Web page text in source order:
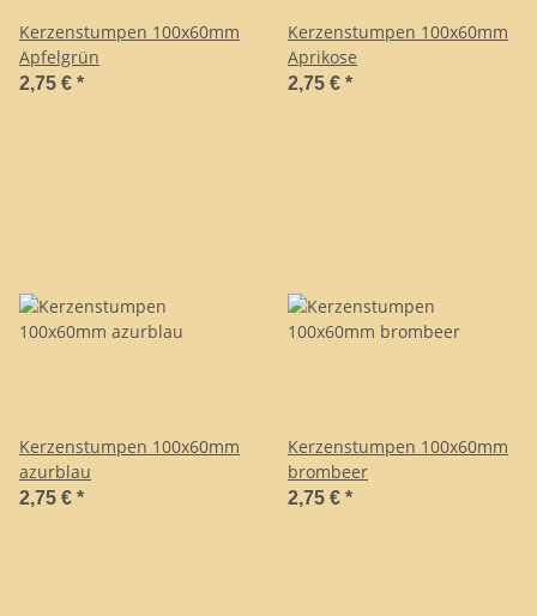
Kerzenstumpen 100x60mm
Apfelgrün
2,75 € *
Kerzenstumpen 100x60mm
Aprikose
2,75 € *
Kerzenstumpen 100x60mm
azurblau
2,75 € *
Kerzenstumpen 100x60mm
brombeer
2,75 € *